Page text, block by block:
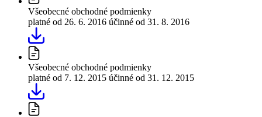
Všeobecné obchodné podmienky
platné od 26. 6. 2016 účinné od 31. 8. 2016
Všeobecné obchodné podmienky
platné od 7. 12. 2015 účinné od 31. 12. 2015